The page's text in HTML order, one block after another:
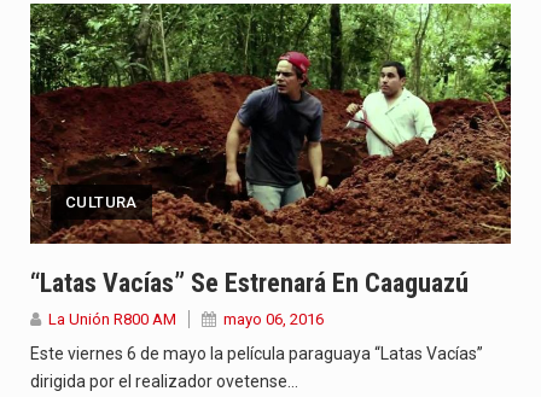
CULTURA
“Latas Vacías” Se Estrenará En Caaguazú
La Unión R800 AM mayo 06, 2016
Este viernes 6 de mayo la película paraguaya “Latas Vacías”
dirigida por el realizador ovetense…